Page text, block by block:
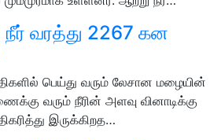
வரத்து 2267 கன
பெய்து வரும் லேசான மழையின்
வரும் நீரின் அளவு வினாடிக்கு
இருக்கிறத…